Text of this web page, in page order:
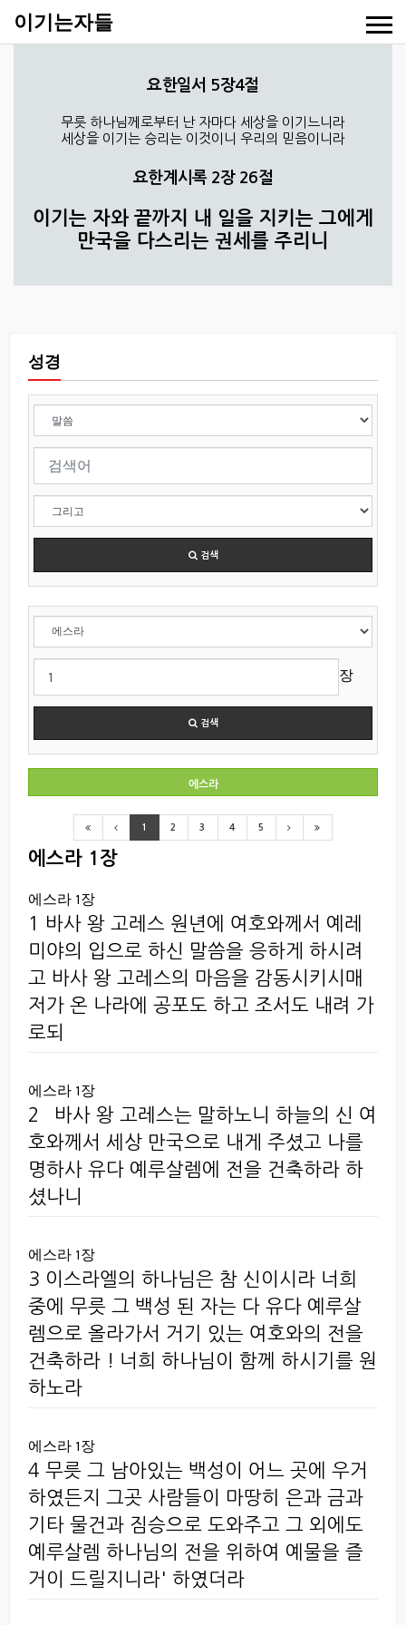
이기는자들
요한일서 5장4절
무릇 하나님께로부터 난 자마다 세상을 이기느니라
세상을 이기는 승리는 이것이니 우리의 믿음이니라
요한계시록 2장 26절
이기는 자와 끝까지 내 일을 지키는 그에게
만국을 다스리는 권세를 주리니
성경
검색
장
검색
에스라
1 2 3 4 5
에스라 1장
에스라 1장
1 바사 왕 고레스 원년에 여호와께서 예레
미야의 입으로 하신 말씀을 응하게 하시려
고 바사 왕 고레스의 마음을 감동시키시매
저가 온 나라에 공포도 하고 조서도 내려 가
로되
에스라 1장
2 `바사 왕 고레스는 말하노니 하늘의 신 여
호와께서 세상 만국으로 내게 주셨고 나를
명하사 유다 예루살렘에 전을 건축하라 하
셨나니
에스라 1장
3 이스라엘의 하나님은 참 신이시라 너희
중에 무릇 그 백성 된 자는 다 유다 예루살
렘으로 올라가서 거기 있는 여호와의 전을
건축하라 ! 너희 하나님이 함께 하시기를 원
하노라
에스라 1장
4 무릇 그 남아있는 백성이 어느 곳에 우거
하였든지 그곳 사람들이 마땅히 은과 금과
기타 물건과 짐승으로 도와주고 그 외에도
예루살렘 하나님의 전을 위하여 예물을 즐
거이 드릴지니라' 하였더라